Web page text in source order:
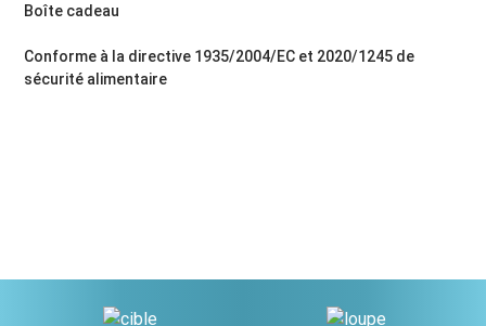
Boîte cadeau
Conforme à la directive 1935/2004/EC et 2020/1245 de
sécurité alimentaire